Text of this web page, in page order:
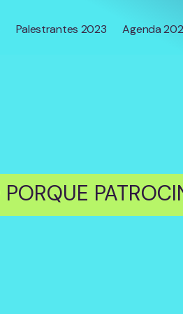
Palestrantes 2023 Agenda